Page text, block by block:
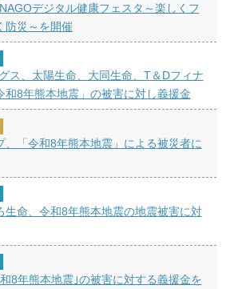
デジタル健康フェスタ～楽しくフ
防災～を開催
ス、太陽生命、大同生命、T＆Dフィナ
和8年熊本地震」の被害に対し義援金
、「令和8年熊本地震」による被災者に
生命、令和8年熊本地震の地震被害に対
8年熊本地震｣の被害に対する義援金を